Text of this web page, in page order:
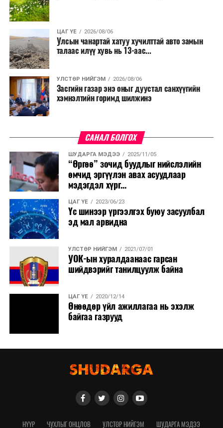
ЦАГ ҮЕ 2026/08/06
Улсын чанартай хатуу хучилттай авто замын
талаас илүү хувь нь 13-аас...
УЛСТӨР НИЙГЭМ 2026/08/06
Засгийн газар энэ оныг дуустал санхүүгийн
хэмнэлтийн горимд шилжинэ
САНАЛ БОЛГОХ
ШУДАРГА МЭДЭЭ 2025/11/05
“Өргөө” зочид буудлыг нийслэлийн
өмчид эргүүлэн авах асуудлаар
мэдэгдэл хүрг...
ЦАГ ҮЕ 2023/06/23
Үс шинээр үргээлгэх буюу засуулбал
эд мал арвидна
УЛСТӨР НИЙГЭМ 2021/07/01
УОК-ын хуралдаанаас гарсан
шийдвэрийг танилцуулж байна
ЦАГ ҮЕ 2020/12/14
Өнөөдөр үйл ажиллагаа нь эхэлж
байгаа газрууд
НҮҮР ЧУХЛЫГ ОНЦЛОВ УЛСТӨР НИЙГЭМ ШУДАРГА МЭДЭЭ